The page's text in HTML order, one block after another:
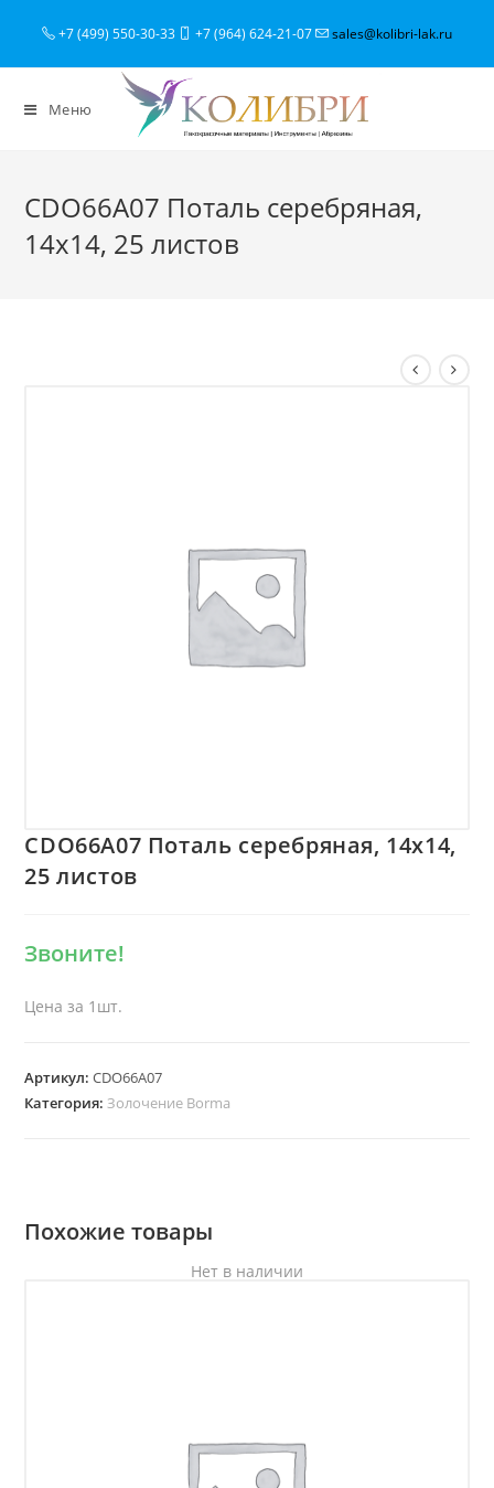
+7 (499) 550-30-33 +7 (964) 624-21-07 sales@kolibri-lak.ru
Меню
CDO66A07 Поталь серебряная,
14х14, 25 листов
CDO66A07 Поталь серебряная, 14х14,
25 листов
Звоните!
Цена за 1шт.
Артикул:CDO66A07
Категория:Золочение Borma
Похожие товары
Нет в наличии